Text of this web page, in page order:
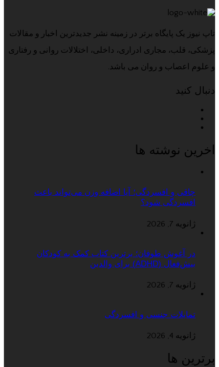
تاپ نیوز یک پایگاه برتر در زمینه نشر جدیدترین اخبار و مقالات
پزشکی، قلب، مجاری ادراری، داخلی، اختلالات روانی و رفتاری
و علوم اعصاب و روان می باشد.
دنبال کنید
اخرین نوشته ها
چاقی و افسردگی؛ آیا اضافه وزن می‌تواند باعث
افسردگی شود؟
ژانویه 7, 2026
در آغوش طوفان؛ برترین کتاب کمک به کودکان
بیش‌فعال (ADHD) برای والدین
ژانویه 7, 2026
تمایلات جنسی و افسردگی
ژانویه 4, 2026
برترین ها